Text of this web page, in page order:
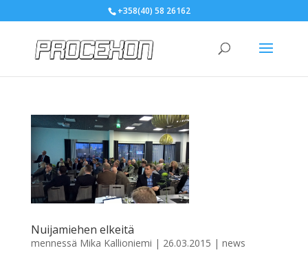
+358(40) 58 26162
Nuijamiehen elkeitä
mennessä Mika Kallioniemi | 26.03.2015 | news